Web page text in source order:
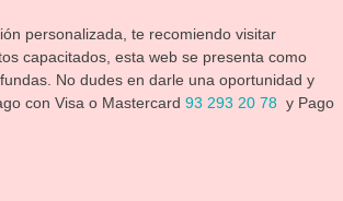
personalizada, te recomiendo visitar
capacitados, esta web se presenta como
No dudes en darle una oportunidad y
con Visa o Mastercard 93 293 20 78 y Pago